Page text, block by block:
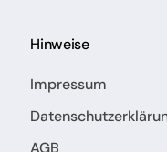
Hinweise
Impressum
AGB